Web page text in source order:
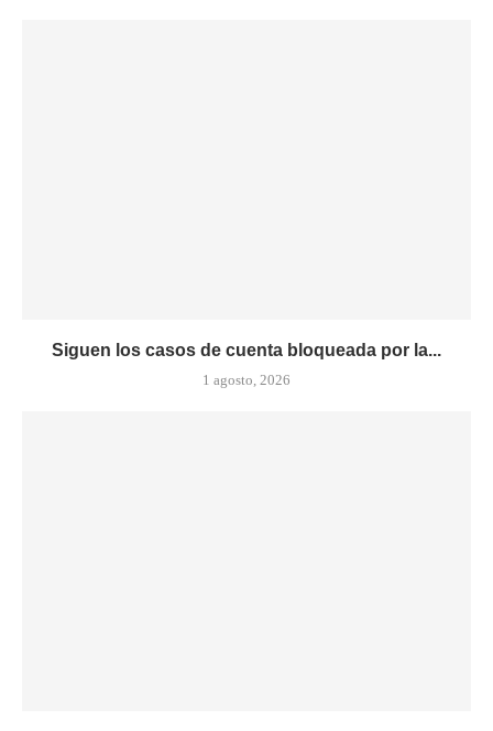
Siguen los casos de cuenta bloqueada por la...
1 agosto, 2026